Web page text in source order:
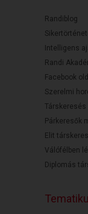
Randiblog
Intelligens
Randi
Facebook
Szerelmi
Társkeresés
Párkeresők
Elit
Válófélben
Diplomás